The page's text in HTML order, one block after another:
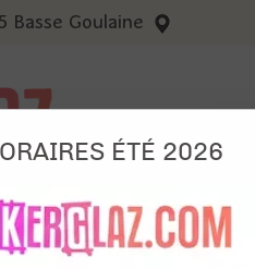
Basse Goulaine
MACHINES
Ils
ÉTÉ 2026